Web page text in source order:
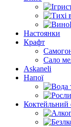
Настоянки
Крафт
Сало
Askaneli
Напої
Коктейльний